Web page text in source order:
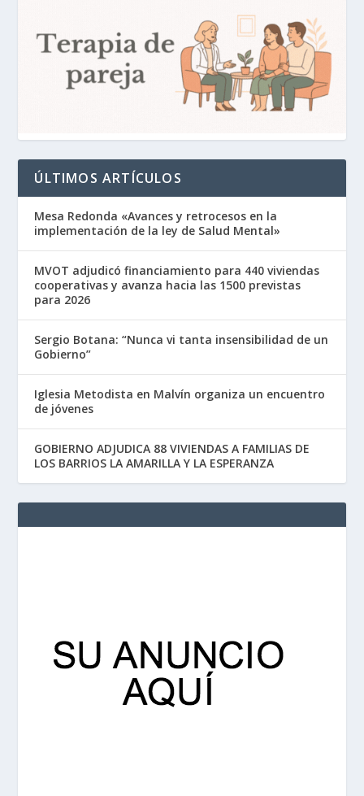
ÚLTIMOS ARTÍCULOS
Mesa Redonda «Avances y retrocesos en la
implementación de la ley de Salud Mental»
MVOT adjudicó financiamiento para 440 viviendas
cooperativas y avanza hacia las 1500 previstas
para 2026
Sergio Botana: “Nunca vi tanta insensibilidad de un
Gobierno”
Iglesia Metodista en Malvín organiza un encuentro
de jóvenes
GOBIERNO ADJUDICA 88 VIVIENDAS A FAMILIAS DE
LOS BARRIOS LA AMARILLA Y LA ESPERANZA